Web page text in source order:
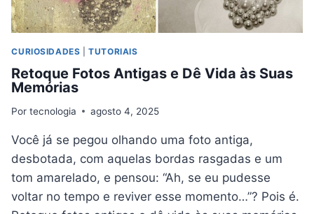
CURIOSIDADES |TUTORIAIS
Retoque Fotos Antigas e Dê Vida às Suas
Memórias
Por tecnologia agosto 4, 2025
Você já se pegou olhando uma foto antiga,
desbotada, com aquelas bordas rasgadas e um
tom amarelado, e pensou: “Ah, se eu pudesse
voltar no tempo e reviver esse momento…”? Pois é.